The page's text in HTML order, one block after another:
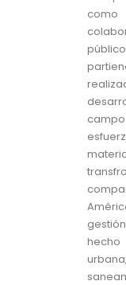
como
hecho